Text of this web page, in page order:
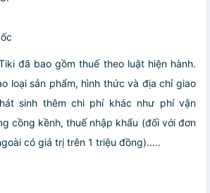
đã bao gồm thuế theo luật hiện hành.
loại sản phẩm, hình thức và địa chỉ giao
sinh thêm chi phí khác như phí vận
cồng kềnh, thuế nhập khẩu (đối với đơn
có giá trị trên 1 triệu đồng).....